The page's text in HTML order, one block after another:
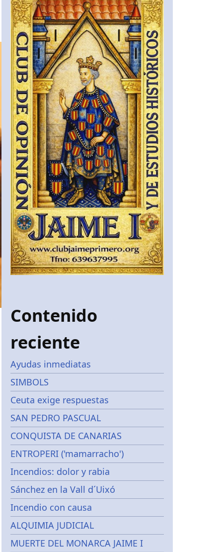
Contenido
reciente
Ayudas inmediatas
SIMBOLS
Ceuta exige respuestas
SAN PEDRO PASCUAL
CONQUISTA DE CANARIAS
ENTROPERI ('mamarracho')
Incendios: dolor y rabia
Sánchez en la Vall d´Uixó
Incendio con causa
ALQUIMIA JUDICIAL
MUERTE DEL MONARCA JAIME I